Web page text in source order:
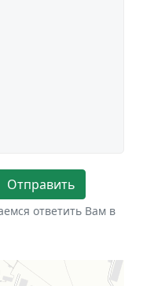
ответить Вам в
— Яндекс Карты